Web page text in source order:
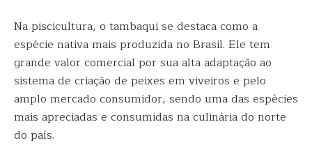
Na piscicultura, o tambaqui se destaca como a
espécie nativa mais produzida no Brasil. Ele tem
grande valor comercial por sua alta adaptação ao
sistema de criação de peixes em viveiros e pelo
amplo mercado consumidor, sendo uma das espécies
mais apreciadas e consumidas na culinária do norte
do país.